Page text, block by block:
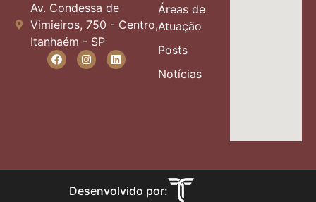
Av. Condessa de
Vimieiros, 750 - Centro,
Itanhaém - SP
Áreas de
Atuação
Posts
Notícias
Desenvolvido por: